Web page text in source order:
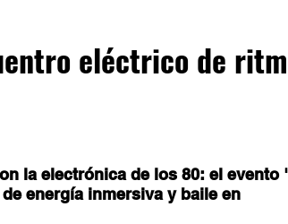
reggae ANCOP
eléctrico de
la electrónica de los 80: el evento
energía inmersiva y baile en